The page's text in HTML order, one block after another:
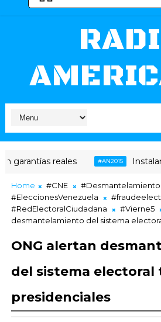
#AN2015 Instalan mesa de
Home #CNE
#EleccionesVenezuela
#RedElectoralCiudadana
#Vierne5
desmantelamiento del sistema
ONG alertan
del sistema electoral
presidenciales